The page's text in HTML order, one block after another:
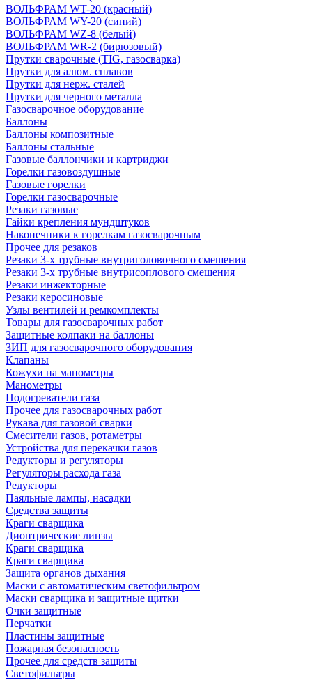
ВОЛЬФРАМ WT-20 (красный)
ВОЛЬФРАМ WY-20 (синий)
ВОЛЬФРАМ WZ-8 (белый)
ВОЛЬФРАМ WR-2 (бирюзовый)
Прутки сварочные (TIG, газосварка)
Прутки для алюм. сплавов
Прутки для нерж. сталей
Прутки для черного металла
Газосварочное оборудование
Баллоны
Баллоны композитные
Баллоны стальные
Газовые баллончики и картриджи
Горелки газовоздушные
Газовые горелки
Горелки газосварочные
Резаки газовые
Гайки крепления мундштуков
Наконечники к горелкам газосварочным
Прочее для резаков
Резаки 3-х трубные внутриголовочного смешения
Резаки 3-х трубные внутрисоплового смешения
Резаки инжекторные
Резаки керосиновые
Узлы вентилей и ремкомплекты
Товары для газосварочных работ
Защитные колпаки на баллоны
ЗИП для газосварочного оборудования
Клапаны
Кожухи на манометры
Манометры
Подогреватели газа
Прочее для газосварочных работ
Рукава для газовой сварки
Смесители газов, ротаметры
Устройства для перекачки газов
Редукторы и регуляторы
Регуляторы расхода газа
Редукторы
Паяльные лампы, насадки
Средства защиты
Краги сварщика
Диоптрические линзы
Краги сварщика
Краги сварщика
Защита органов дыхания
Маски с автоматическим светофильтром
Маски сварщика и защитные щитки
Очки защитные
Перчатки
Пластины защитные
Пожарная безопасность
Прочее для средств защиты
Светофильтры